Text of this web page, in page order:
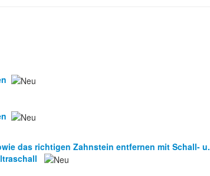
das richtigen Zahnstein entfernen mit Schall- u.